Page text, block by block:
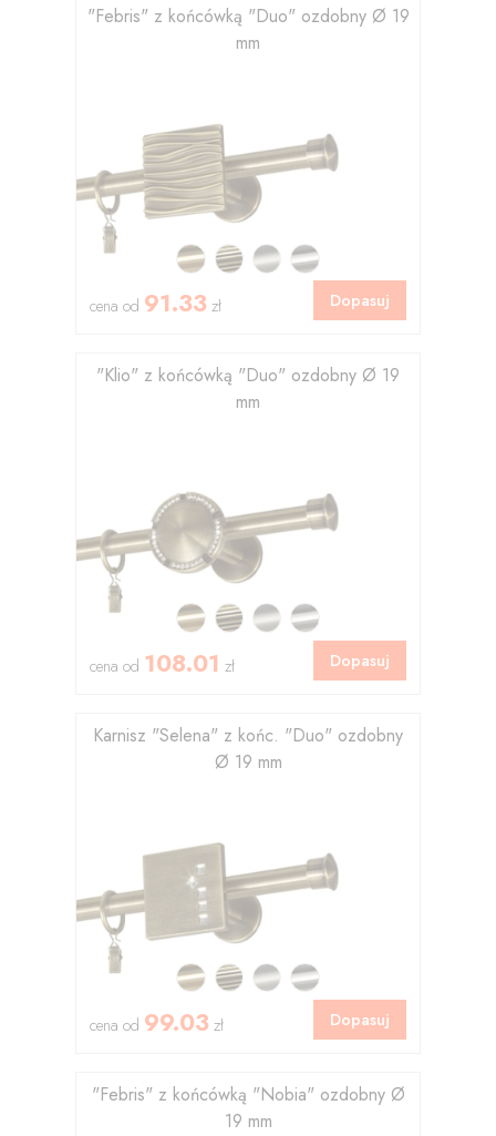
"Febris" z końcówką "Duo" ozdobny Ø 19
mm
cena od 91.33 zł Dopasuj
"Klio" z końcówką "Duo" ozdobny Ø 19
mm
cena od 108.01 zł Dopasuj
Karnisz "Selena" z końc. "Duo" ozdobny
Ø 19 mm
cena od 99.03 zł Dopasuj
"Febris" z końcówką "Nobia" ozdobny Ø
19 mm